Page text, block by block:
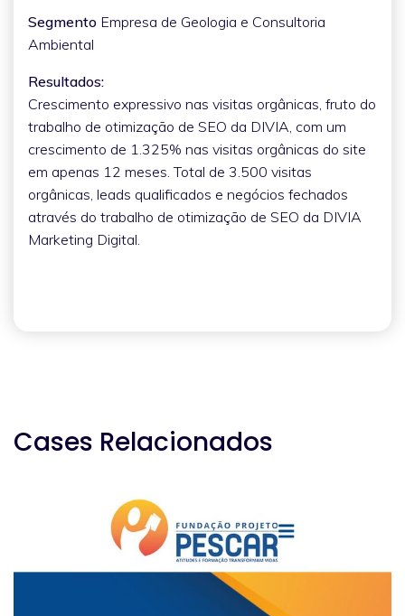
Segmento Empresa de Geologia e Consultoria
Ambiental
Resultados:
Crescimento expressivo nas visitas orgânicas, fruto do
trabalho de otimização de SEO da DIVIA, com um
crescimento de 1.325% nas visitas orgânicas do site
em apenas 12 meses. Total de 3.500 visitas
orgânicas, leads qualificados e negócios fechados
através do trabalho de otimização de SEO da DIVIA
Marketing Digital.
Cases Relacionados